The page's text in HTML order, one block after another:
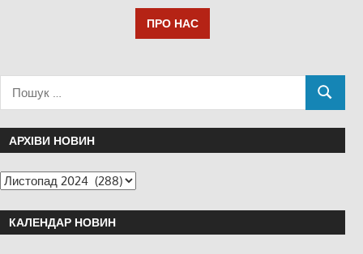
ПРО НАС
АРХІВИ НОВИН
КАЛЕНДАР НОВИН